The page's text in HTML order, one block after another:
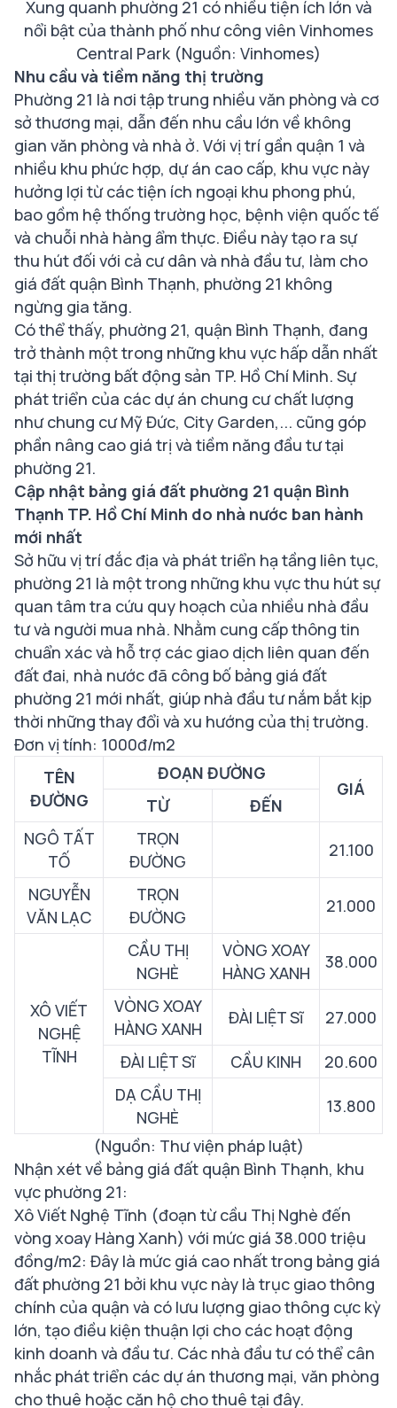
Xung quanh phường 21 có nhiều tiện ích lớn và
nổi bật của thành phố như công viên Vinhomes
Central Park (Nguồn: Vinhomes)
Nhu cầu và tiềm năng thị trường
Phường 21 là nơi tập trung nhiều văn phòng và cơ
sở thương mại, dẫn đến nhu cầu lớn về không
gian văn phòng và nhà ở. Với vị trí gần quận 1 và
nhiều khu phức hợp, dự án cao cấp, khu vực này
hưởng lợi từ các tiện ích ngoại khu phong phú,
bao gồm hệ thống trường học, bệnh viện quốc tế
và chuỗi nhà hàng ẩm thực. Điều này tạo ra sự
thu hút đối với cả cư dân và nhà đầu tư, làm cho
giá đất quận Bình Thạnh, phường 21 không
ngừng gia tăng.
Có thể thấy, phường 21, quận Bình Thạnh, đang
trở thành một trong những khu vực hấp dẫn nhất
tại thị trường bất động sản TP. Hồ Chí Minh. Sự
phát triển của các dự án chung cư chất lượng
như chung cư Mỹ Đức, City Garden,... cũng góp
phần nâng cao giá trị và tiềm năng đầu tư tại
phường 21.
Cập nhật bảng giá đất phường 21 quận Bình
Thạnh TP. Hồ Chí Minh do nhà nước ban hành
mới nhất
Sở hữu vị trí đắc địa và phát triển hạ tầng liên tục,
phường 21 là một trong những khu vực thu hút sự
quan tâm tra cứu quy hoạch của nhiều nhà đầu
tư và người mua nhà. Nhằm cung cấp thông tin
chuẩn xác và hỗ trợ các giao dịch liên quan đến
đất đai, nhà nước đã công bố bảng giá đất
phường 21 mới nhất, giúp nhà đầu tư nắm bắt kịp
thời những thay đổi và xu hướng của thị trường.
Đơn vị tính: 1000đ/m2
TÊN
ĐƯỜNG
ĐOẠN ĐƯỜNG
GIÁ
TỪ
ĐẾN
NGÔ TẤT
TỐ
TRỌN
ĐƯỜNG
21.100
NGUYỄN
VĂN LẠC
TRỌN
ĐƯỜNG
21.000
XÔ VIẾT
NGHỆ
TĨNH
CẦU THỊ
NGHÈ
VÒNG XOAY
HÀNG XANH
38.000
VÒNG XOAY
HÀNG XANH
ĐÀI LIỆT Sĩ 27.000
ĐÀI LIỆT Sĩ CẦU KINH
20.600
DẠ CẦU THỊ
NGHÈ
13.800
(Nguồn: Thư viện pháp luật)
Nhận xét về bảng giá đất quận Bình Thạnh, khu
vực phường 21:
Xô Viết Nghệ Tĩnh (đoạn từ cầu Thị Nghè đến
vòng xoay Hàng Xanh) với mức giá 38.000 triệu
đồng/m2: Đây là mức giá cao nhất trong bảng giá
đất phường 21 bởi khu vực này là trục giao thông
chính của quận và có lưu lượng giao thông cực kỳ
lớn, tạo điều kiện thuận lợi cho các hoạt động
kinh doanh và đầu tư. Các nhà đầu tư có thể cân
nhắc phát triển các dự án thương mại, văn phòng
cho thuê hoặc căn hộ cho thuê tại đây.